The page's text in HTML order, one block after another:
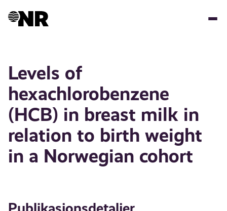
Levels of
hexachlorobenzene
(HCB) in breast milk in
relation to birth weight
in a Norwegian cohort